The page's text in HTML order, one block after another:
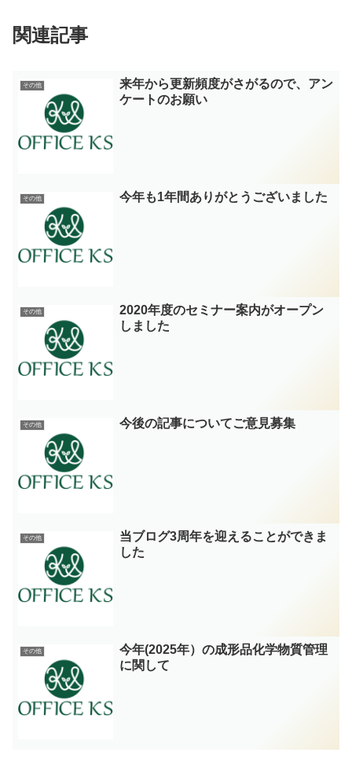
関連記事
その他
来年から更新頻度がさがるので、アン
ケートのお願い
その他 今年も1年間ありがとうございました
その他
2020年度のセミナー案内がオープン
しました
その他 今後の記事についてご意見募集
その他
当ブログ3周年を迎えることができま
した
その他
今年(2025年）の成形品化学物質管理
に関して